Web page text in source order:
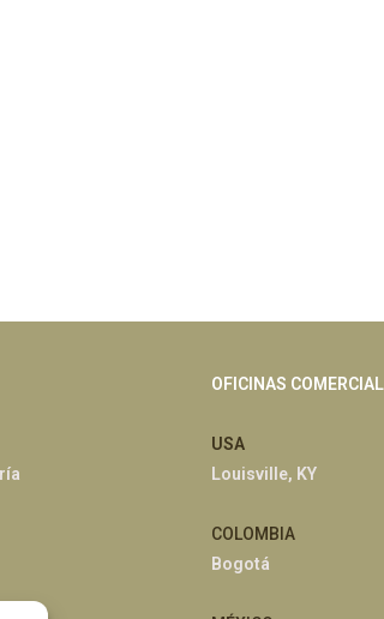
OFICINAS
USA
Louisville, KY
COLOMBIA
Bogotá